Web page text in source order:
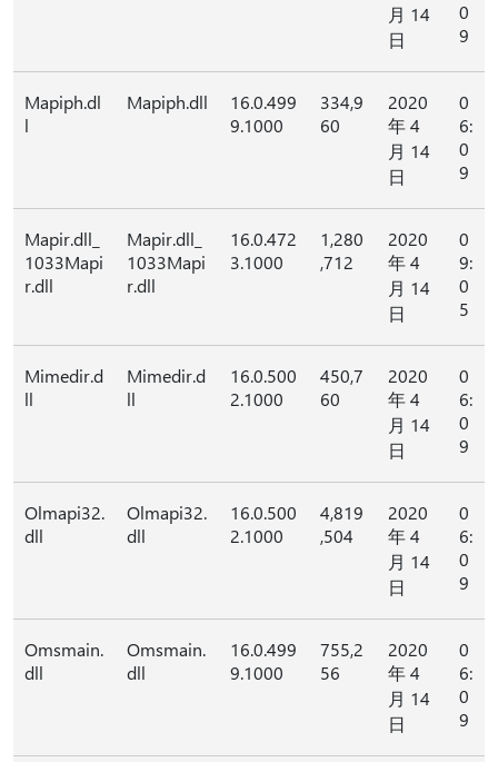
月 14
日
0
9
Mapiph.dl
l
Mapiph.dll
16.0.499
9.1000
334,9
60
2020
年 4
月 14
日
0
6:
0
9
Mapir.dll_
1033Mapi
r.dll
Mapir.dll_
1033Mapi
r.dll
16.0.472
3.1000
1,280
,712
2020
年 4
月 14
日
0
9:
0
5
Mimedir.d
ll
Mimedir.d
ll
16.0.500
2.1000
450,7
60
2020
年 4
月 14
日
0
6:
0
9
Olmapi32.
dll
Olmapi32.
dll
16.0.500
2.1000
4,819
,504
2020
年 4
月 14
日
0
6:
0
9
Omsmain.
dll
Omsmain.
dll
16.0.499
9.1000
755,2
56
2020
年 4
月 14
日
0
6:
0
9